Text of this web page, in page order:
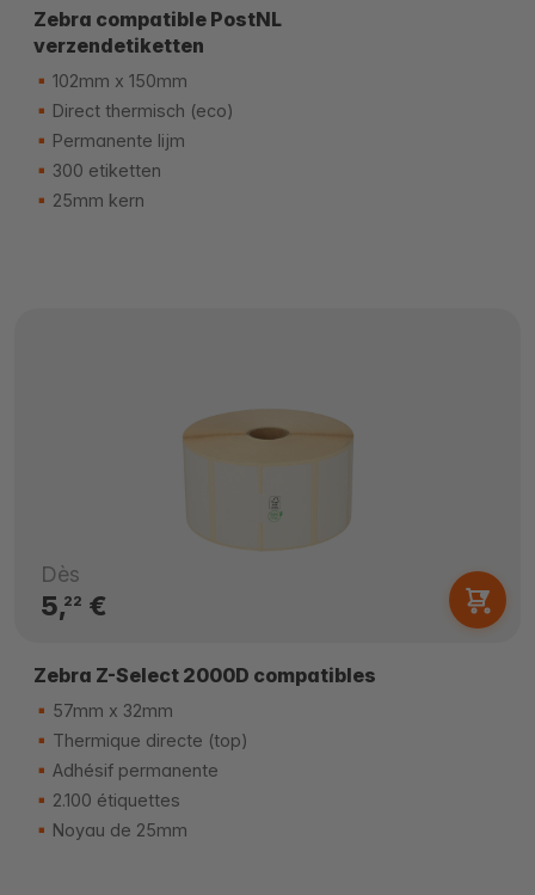
Zebra compatible PostNL
verzendetiketten
102mm x 150mm
Direct thermisch (eco)
Permanente lijm
300 etiketten
25mm kern
Dès
5,22 €
Zebra Z-Select 2000D compatibles
57mm x 32mm
Thermique directe (top)
Adhésif permanente
2.100 étiquettes
Noyau de 25mm